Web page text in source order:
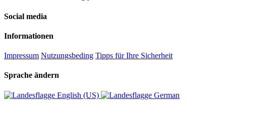
Social media
Informationen
Impressum Nutzungsbeding Tipps für Ihre Sicherheit
Sprache ändern
English (US)‎ German‎